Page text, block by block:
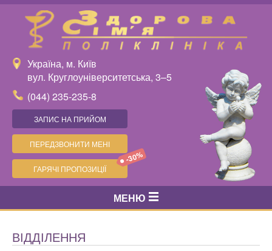
Україна, м. Київ
вул. Круглоуніверситетська, 3–5
(044) 235-235-8
ЗАПИС НА ПРИЙОМ
ПЕРЕДЗВОНИТИ МЕНІ
ГАРЯЧІ ПРОПОЗИЦІЇ
-30%
МЕНЮ
ВІДДІЛЕННЯ